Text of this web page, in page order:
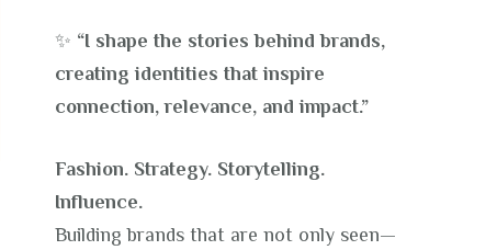
✨ “I shape the stories behind brands,
creating identities that inspire
connection, relevance, and impact.”
Fashion. Strategy. Storytelling.
Influence.
Building brands that are not only seen—